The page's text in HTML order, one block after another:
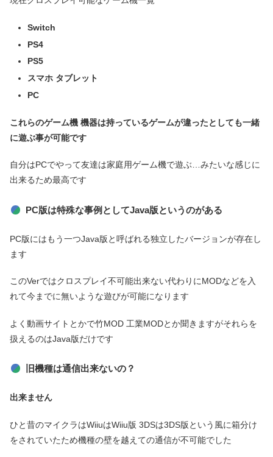
Switch
PS4
PS5
スマホ タブレット
PC
これらのゲーム機 機器は持っているゲームが違ったとしても一緒
に遊ぶ事が可能です
自分はPCでやって友達は家庭用ゲーム機で遊ぶ…みたいな感じに
出来るため最高です
PC版は特殊な事例としてJava版というのがある
PC版にはもう一つJava版と呼ばれる独立したバージョンが存在し
ます
このVerではクロスプレイ不可能出来ない代わりにMODなどを入
れて今までに無いような遊びが可能になります
よく動画サイトとかで竹MOD 工業MODとか聞きますがそれらを
扱えるのはJava版だけです
旧機種は通信出来ないの？
出来ません
ひと昔のマイクラはWiiuはWiiu版 3DSは3DS版という風に箱分け
をされていたため機種の壁を越えての通信が不可能でした